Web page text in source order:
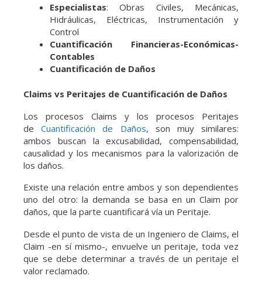
Especialistas: Obras Civiles, Mecánicas,
Hidráulicas, Eléctricas, Instrumentación y
Control
Cuantificación Financieras-Económicas-
Contables
Cuantificación de Daños
Claims vs Peritajes de Cuantificación de Daños
Los procesos Claims y los procesos Peritajes
deCuantificación de Daños, son muy similares:
ambos buscan la excusabilidad, compensabilidad,
causalidad y los mecanismos para la valorización de
los daños.
Existe una relación entre ambos y son dependientes
uno del otro: la demanda se basa en un Claim por
daños, que la parte cuantificará vía un Peritaje.
Desde el punto de vista de un Ingeniero de Claims, el
Claim -en sí mismo-, envuelve un peritaje, toda vez
que se debe determinar a través de un peritaje el
valor reclamado.